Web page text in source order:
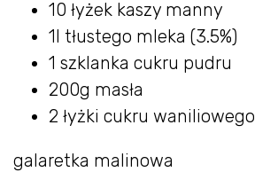
10 łyżek kaszy manny
1l tłustego mleka (3.5%)
1 szklanka cukru pudru
200g masła
2 łyżki cukru waniliowego
galaretka malinowa